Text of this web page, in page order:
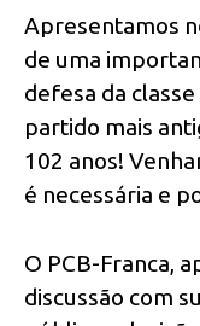
Apresentamos
de uma
defesa da
partido mais
102 anos!
é necessária e
O PCB-Franca,
discussão com